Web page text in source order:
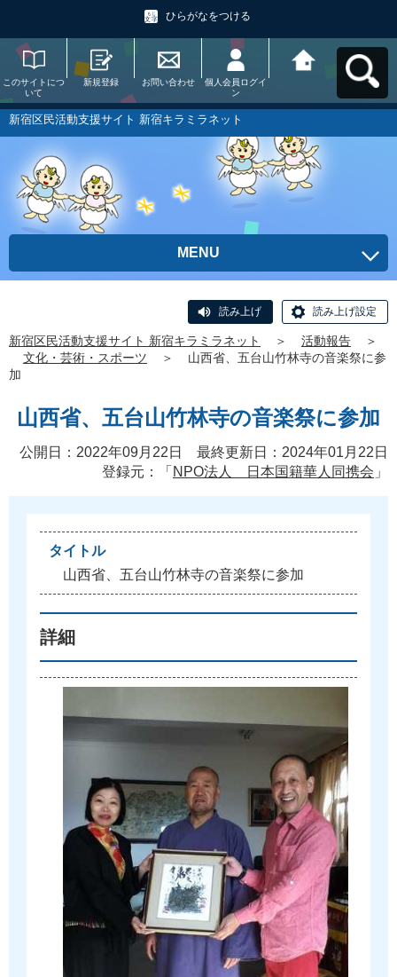
ひらがなをつける
このサイトにつ
いて
新規登録 お問い合わせ
個人会員ログイ
ン
ラミラネットへ
新宿区民活動支援サイト 新宿キラミラネット
MENU
読み上げ 読み上げ設定
新宿区民活動支援サイト 新宿キラミラネット ＞ 活動報告
＞
文化・芸術・スポーツ
＞
山西省、五台山竹林寺の音楽祭に参
加
山西省、五台山竹林寺の音楽祭に参加
公開日：2022年09月22日 最終更新日：2024年01月22日
登録元：「 NPO法人 日本国籍華人同携会 」
タイトル
山西省 五台山竹林寺の音楽祭に参加
詳細